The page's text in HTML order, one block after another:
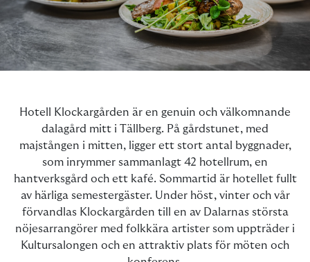
Hotell Klockargården är en genuin och välkomnande
dalagård mitt i Tällberg. På gårdstunet, med
majstången i mitten, ligger ett stort antal byggnader,
som inrymmer sammanlagt 42 hotellrum, en
hantverksgård och ett kafé. Sommartid är hotellet fullt
av härliga semestergäster. Under höst, vinter och vår
förvandlas Klockargården till en av Dalarnas största
nöjesarrangörer med folkkära artister som uppträder i
Kultursalongen och en attraktiv plats för möten och